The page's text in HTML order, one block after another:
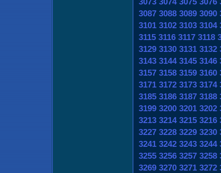
3087 3088 3089 3090
3101 3102 3103 3104
3115 3116 3117 3118
3129 3130 3131 3132
3143 3144 3145 3146
3157 3158 3159 3160
3171 3172 3173 3174
3185 3186 3187 3188
3199 3200 3201 3202
3213 3214 3215 3216
3227 3228 3229 3230
3241 3242 3243 3244
3255 3256 3257 3258
3269 3270 3271 3272